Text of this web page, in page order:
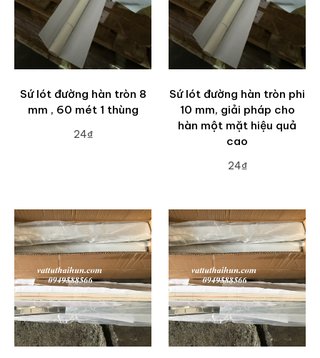
Sứ lót đường hàn tròn 8
mm , 60 mét 1 thùng
24₫
Sứ lót đường hàn tròn phi
10 mm, giải pháp cho
hàn một mặt hiệu quả
cao
24₫